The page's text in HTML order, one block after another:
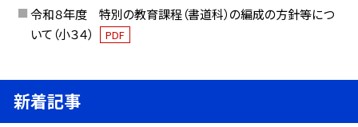
令和８年度 特別の教育課程（書道科）の編成の方針等につ
いて（小３４）
PDF
新着記事